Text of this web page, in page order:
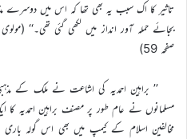
تاثیر کا اک سبب یہ بھی تھا کہ اس میں دوسرے
بجائے حملہ آور انداز میں لکھی گئی تھی۔‘‘
صفحہ 59)
’’ براہین احمدیہ کی اشاعت نے ملک کے
مسلمانوں نے عام طور پر مصنف براہین احمدیہ
مخالفین اسلام کے کیمپ میں بھی اس گولہ باری